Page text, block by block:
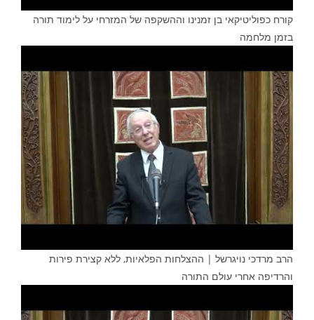
קורח כפוליטיקאי בן זמנינו וההשקפה של המזרחי על לימוד תורה
בזמן מלחמה
הרב מרדכי נויגרשל | ההצלחות הפלאיות, ללא קצירת פירות
והרדיפה אחרי עולם התורה